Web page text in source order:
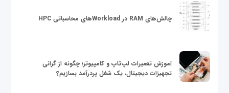
چالش‌های RAM در Workloadهای محاسباتی HPC
آموزش تعمیرات لپ‌تاپ و کامپیوتر؛ چگونه از گرانی
تجهیزات دیجیتال، یک شغل پردرآمد بسازیم؟